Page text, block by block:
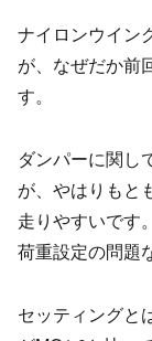
ナイロンウイン
が、なぜだか前
す。
ダンパーに関し
が、やはりもと
走りやすいです
荷重設定の問題
セッティングと